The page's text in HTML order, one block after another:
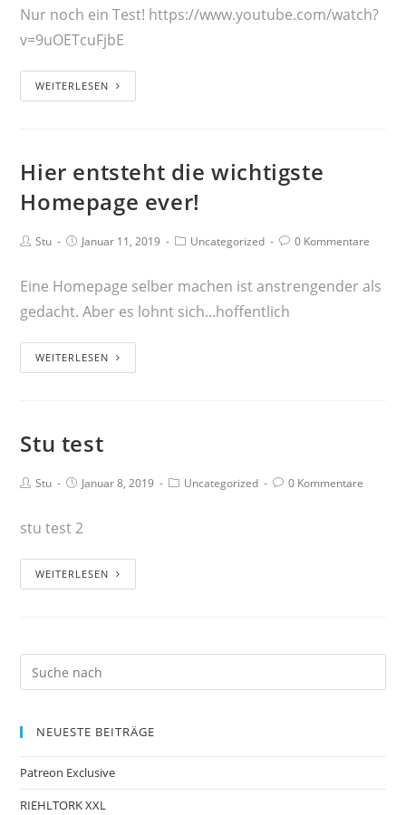
Nur noch ein Test! https://www.youtube.com/watch?
v=9uOETcuFjbE
WEITERLESEN
Hier entsteht die wichtigste
Homepage ever!
Stu Januar 11, 2019 Uncategorized 0 Kommentare
Eine Homepage selber machen ist anstrengender als
gedacht. Aber es lohnt sich...hoffentlich
WEITERLESEN
Stu test
Stu Januar 8, 2019 Uncategorized 0 Kommentare
stu test 2
WEITERLESEN
NEUESTE BEITRÄGE
Patreon Exclusive
RIEHLTORK XXL